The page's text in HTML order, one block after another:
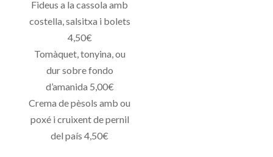
Fideus a la cassola amb
costella, salsitxa i bolets
4,50€
Tomàquet, tonyina, ou
dur sobre fondo
d’amanida 5,00€
Crema de pèsols amb ou
poxé i cruixent de pernil
del país 4,50€